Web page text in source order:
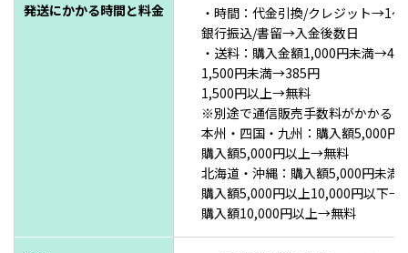
発送にかかる時間と料金
・時間：代金引換/クレジット→1～
銀行振込/書留→入金後数日
・送料：購入金額1,000円未満
1,500円未満→385円
1,500円以上→無料
※別途で通信販売手数料がかかる
本州・四国・九州：購入額5,000
購入額5,000円以上→無料
北海道・沖縄：購入額5,000円未
購入額5,000円以上10,000円以下
購入額10,000円以上→無料